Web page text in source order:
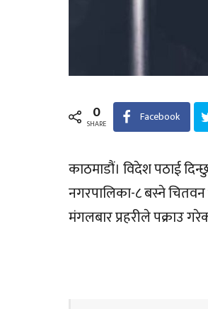
0
SHARE Facebook
काठमाडौं। विदेश पठाई
नगरपालिका-८ बस्ने
मंगलबार प्रहरीले पक्राउ